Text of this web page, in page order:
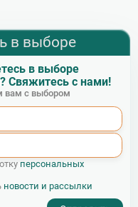
в выборе
в выборе
Свяжитесь с нами!
с выбором
персональных
новости и рассылки